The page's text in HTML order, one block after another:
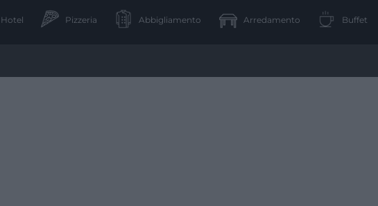
Hotel Pizzeria Abbigliamento Arredamento Buffet